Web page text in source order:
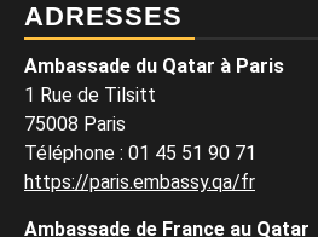
ADRESSES
Ambassade du Qatar à Paris
1 Rue de Tilsitt
75008 Paris
Téléphone : 01 45 51 90 71
https://paris.embassy.qa/fr
Ambassade de France au Qatar